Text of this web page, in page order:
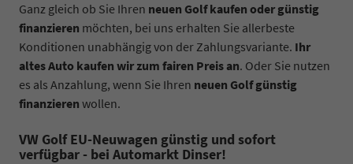
Ganz gleich ob Sie Ihren neuen Golf kaufen oder günstig
finanzieren möchten, bei uns erhalten Sie allerbeste
Konditionen unabhängig von der Zahlungsvariante. Ihr
altes Auto kaufen wir zum fairen Preis an. Oder Sie nutzen
es als Anzahlung, wenn Sie Ihren neuen Golf günstig
finanzieren wollen.
VW Golf EU-Neuwagen günstig und sofort
verfügbar - bei Automarkt Dinser!